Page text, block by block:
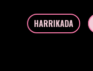
HARRIKADA